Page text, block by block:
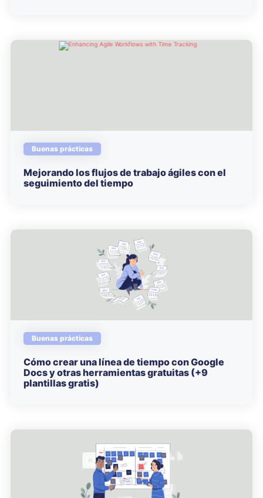
Buenas prácticas
Mejorando los flujos de trabajo ágiles con el
seguimiento del tiempo
Buenas prácticas
Cómo crear una línea de tiempo con Google
Docs y otras herramientas gratuitas (+9
plantillas gratis)